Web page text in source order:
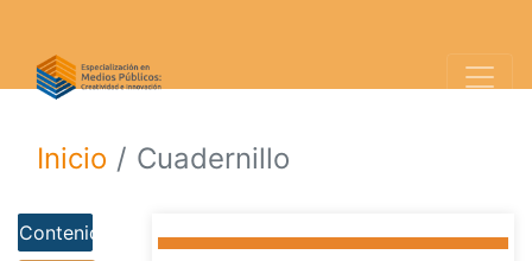
Inicio Cuadernillo
Contenido